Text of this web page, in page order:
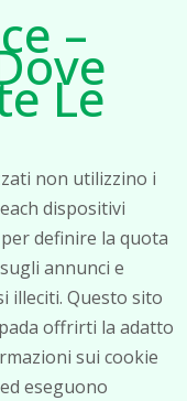
–
Le
non utilizzino i
dispositivi
definire la quota
annunci e
illeciti. Questo sito
offrirti la adatto
sui cookie
eseguono